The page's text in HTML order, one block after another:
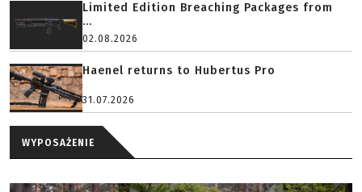
Limited Edition Breaching Packages from
...
02.08.2026
Haenel returns to Hubertus Pro
31.07.2026
WYPOSAŻENIE